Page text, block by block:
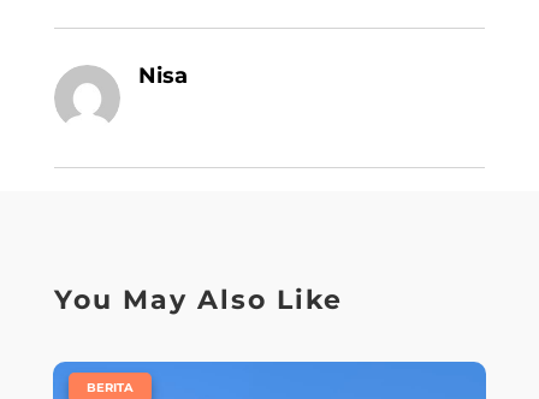
Nisa
You May Also Like
BERITA